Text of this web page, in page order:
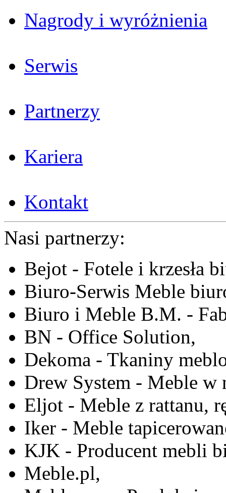
Nagrody i wyróżnienia
Serwis
Partnerzy
Kariera
Kontakt
Nasi partnerzy:
Bejot - Fotele i krzesła
Biuro-Serwis Meble
Biuro i Meble B.M. -
BN - Office Solution,
Dekoma - Tkaniny
Drew System - Meble w
Eljot - Meble z rattanu,
Iker - Meble
KJK - Producent mebli
Meble.pl,